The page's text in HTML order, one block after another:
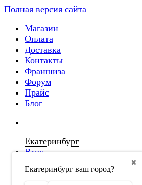
Полная версия сайта
Магазин
Оплата
Доставка
Контакты
Франшиза
Форум
Прайс
Блог
Екатеринбург
✖
Екатеринбург ваш город?
Вход
Регистрация